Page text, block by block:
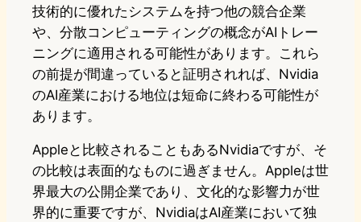
技術的に優れたシステムを持つ他の競合企業
や、分散コンピューティングの概念がAIトレー
ニングに適用される可能性があります。これら
の前提が間違っていると証明されれば、Nvidia
のAI産業における地位は短命に終わる可能性が
あります。
Appleと比較されることもあるNvidiaですが、そ
の比較は表面的なものに過ぎません。Appleは世
界最大の公開企業であり、文化的な影響力が世
界的に重要ですが、NvidiaはAI産業において独